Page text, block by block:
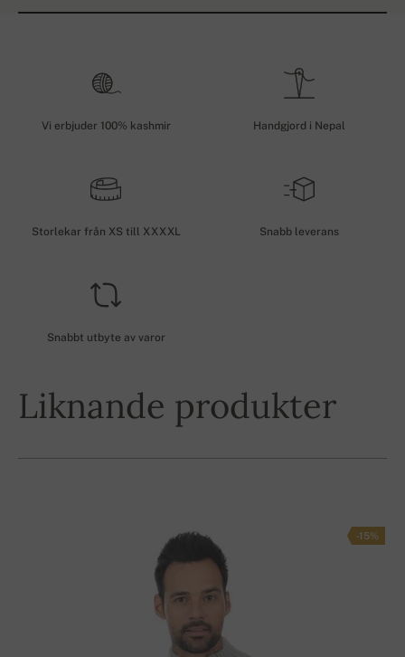
Vi erbjuder 100% kashmir Handgjord i Nepal
Storlekar från XS till XXXXL Snabb leverans
Snabbt utbyte av varor
Liknande produkter
-15%